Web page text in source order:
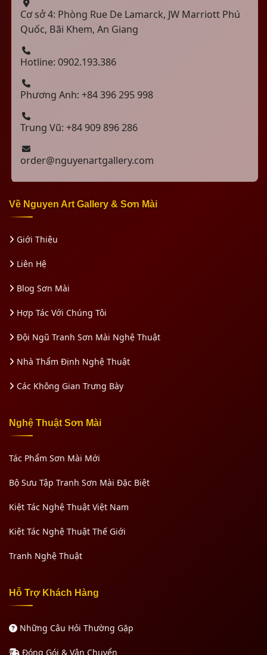
Cơ sở 4: Phòng Rue De Lamarck, JW Marriott Phú
Quốc, Bãi Khem, An Giang
Hotline: 0902.193.386
Phương Anh: +84 396 295 998
Trung Vũ: +84 909 896 286
order@nguyenartgallery.com
Về Nguyen Art Gallery & Sơn Mài
Giới Thiệu
Liên Hệ
Blog Sơn Mài
Hợp Tác Với Chúng Tôi
Đội Ngũ Tranh Sơn Mài Nghệ Thuật
Nhà Thẩm Định Nghệ Thuật
Các Không Gian Trưng Bày
Nghệ Thuật Sơn Mài
Tác Phẩm Sơn Mài Mới
Bộ Sưu Tập Tranh Sơn Mài Đặc Biệt
Kiệt Tác Nghệ Thuật Việt Nam
Kiệt Tác Nghệ Thuật Thế Giới
Tranh Nghệ Thuật
Hỗ Trợ Khách Hàng
Những Câu Hỏi Thường Gặp
Đóng Gói & Vận Chuyển